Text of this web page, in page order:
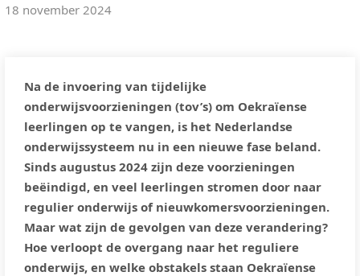
18 november 2024
Na de invoering van tijdelijke
onderwijsvoorzieningen (tov’s) om Oekraïense
leerlingen op te vangen, is het Nederlandse
onderwijssysteem nu in een nieuwe fase beland.
Sinds augustus 2024 zijn deze voorzieningen
beëindigd, en veel leerlingen stromen door naar
regulier onderwijs of nieuwkomersvoorzieningen.
Maar wat zijn de gevolgen van deze verandering?
Hoe verloopt de overgang naar het reguliere
onderwijs, en welke obstakels staan Oekraïense